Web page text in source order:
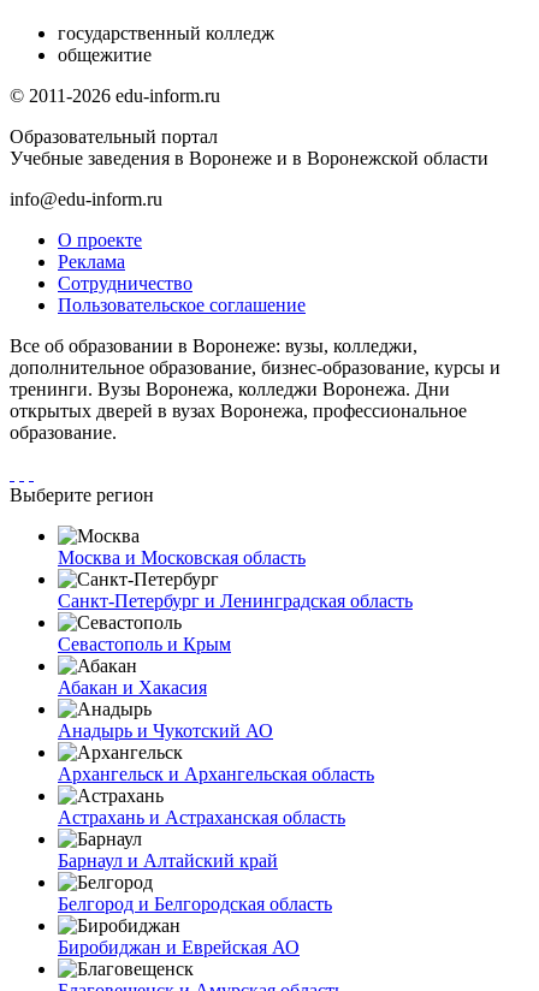
государственный колледж
общежитие
© 2011-2026 edu-inform.ru
Образовательный портал
Учебные заведения в Воронеже и в Воронежской области
info@edu-inform.ru
О проекте
Реклама
Сотрудничество
Пользовательское соглашение
Все об образовании в Воронеже: вузы, колледжи,
дополнительное образование, бизнес-образование, курсы и
тренинги. Вузы Воронежа, колледжи Воронежа. Дни
открытых дверей в вузах Воронежа, профессиональное
образование.
Выберите регион
Москва и Московская область
Санкт-Петербург и Ленинградская область
Севастополь и Крым
Абакан и Хакасия
Анадырь и Чукотский АО
Архангельск и Архангельская область
Астрахань и Астраханская область
Барнаул и Алтайский край
Белгород и Белгородская область
Биробиджан и Еврейская АО